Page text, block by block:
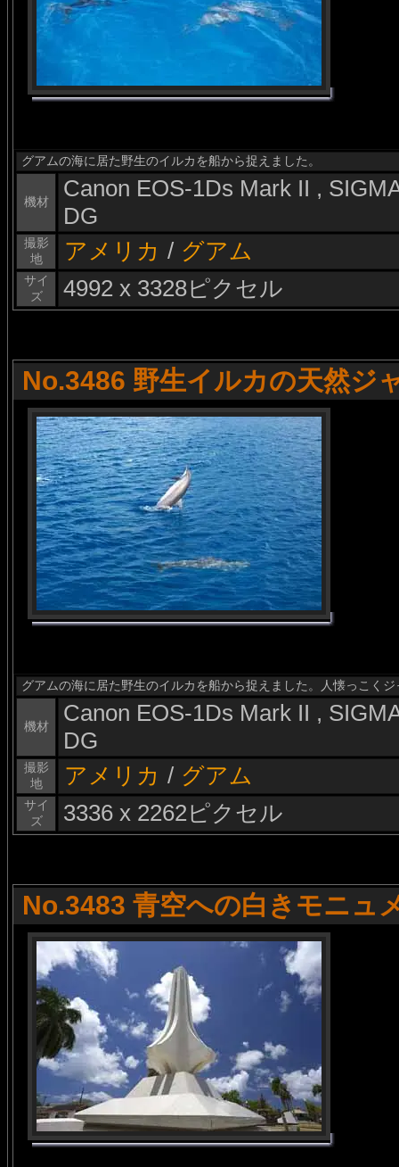
グアムの海に居た野生のイルカを船から捉えました。
機材
Canon EOS-1Ds Mark II ,
DG
撮影
地
アメリカ / グアム
サイ
ズ
4992 x 3328ピクセル
No.3486 野生イルカの天然ジ
グアムの海に居た野生のイルカを船から捉えました。人懐っこく
機材
Canon EOS-1Ds Mark II ,
DG
撮影
地
アメリカ / グアム
サイ
ズ
3336 x 2262ピクセル
No.3483 青空への白きモニュ